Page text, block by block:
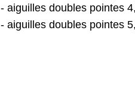
- aiguilles doubles pointes
- aiguilles doubles pointes